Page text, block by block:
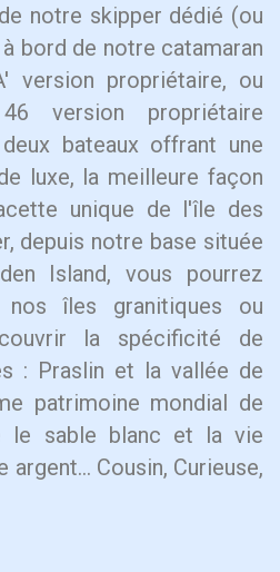
notre skipper dédié (ou
bord de notre catamaran
version propriétaire, ou
version propriétaire
bateaux offrant une
luxe, la meilleure façon
unique de l'île des
depuis notre base située
Island, vous pourrez
nos îles granitiques ou
la spécificité de
: Praslin et la vallée de
patrimoine mondial de
le sable blanc et la vie
argent... Cousin, Curieuse,